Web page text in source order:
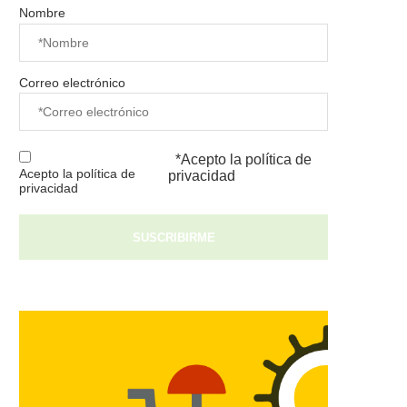
Nombre
Correo electrónico
Acepto la política de
privacidad
*Acepto la política de
privacidad